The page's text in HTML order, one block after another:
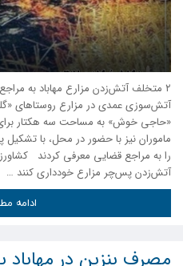
«حاجی خوش» به مساحت سه هکتار برای
ماموران نیز با حضور در محل، با تشکیل
را به مراجع قضایی معرفی کردند
آتش‌زدن پس‌چر مزارع خودداری کنند …
ادامه